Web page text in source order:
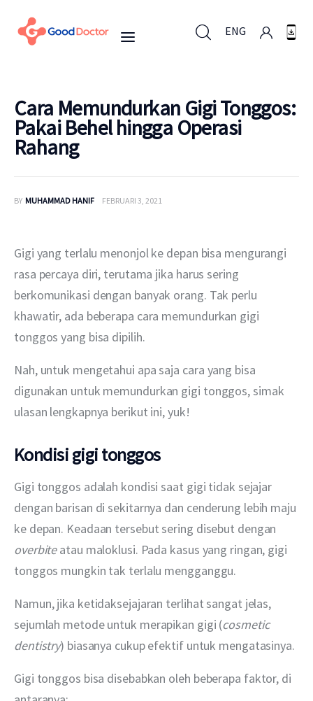
ENG
ENG
Untuk Bisnis
Berita
Layanan
Cara Memundurkan Gigi Tonggos:
Pakai Behel hingga Operasi
Rahang
BY MUHAMMAD HANIF FEBRUARI 3, 2021
Gigi yang terlalu menonjol ke depan bisa mengurangi
rasa percaya diri, terutama jika harus sering
berkomunikasi dengan banyak orang. Tak perlu
khawatir, ada beberapa cara memundurkan gigi
tonggos yang bisa dipilih.
Nah, untuk mengetahui apa saja cara yang bisa
digunakan untuk memundurkan gigi tonggos, simak
ulasan lengkapnya berikut ini, yuk!
Kondisi gigi tonggos
Gigi tonggos adalah kondisi saat gigi tidak sejajar
dengan barisan di sekitarnya dan cenderung lebih maju
ke depan. Keadaan tersebut sering disebut dengan
overbite atau maloklusi. Pada kasus yang ringan, gigi
tonggos mungkin tak terlalu mengganggu.
Namun, jika ketidaksejajaran terlihat sangat jelas,
sejumlah metode untuk merapikan gigi (cosmetic
dentistry) biasanya cukup efektif untuk mengatasinya.
Gigi tonggos bisa disebabkan oleh beberapa faktor, di